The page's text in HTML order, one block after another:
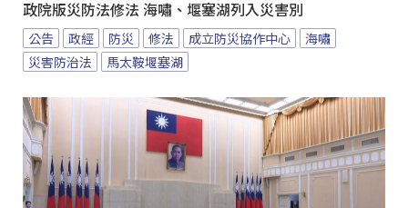
政院版災防法修法 海嘯、堰塞湖列入災害別
公告 政經 防災 修法 成立防災協作中心
海嘯
災害防治法
馬太鞍堰塞湖